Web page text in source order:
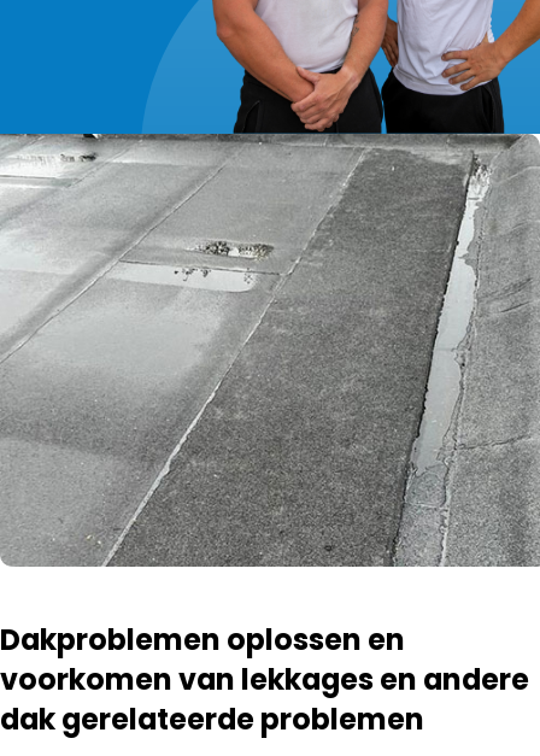
Dakproblemen oplossen en
voorkomen van lekkages en andere
dak gerelateerde problemen